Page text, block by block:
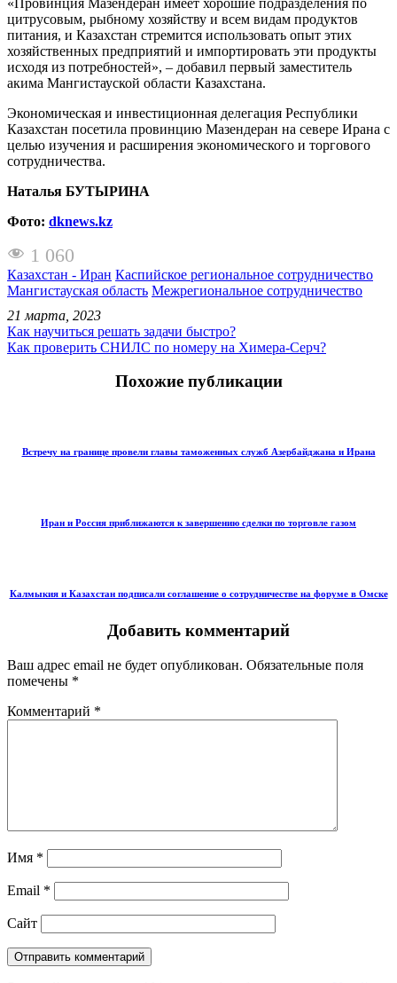
цитрусовым, рыбному хозяйству и всем видам продуктов
питания, и Казахстан стремится использовать опыт этих
хозяйственных предприятий и импортировать эти продукты
исходя из потребностей», – добавил первый заместитель
акима Мангистауской области Казахстана.
Экономическая и инвестиционная делегация Республики
Казахстан посетила провинцию Мазендеран на севере Ирана с
целью изучения и расширения экономического и торгового
сотрудничества.
Наталья БУТЫРИНА
Фото: dknews.kz
1 060
Казахстан - Иран Каспийское региональное сотрудничество
Мангистауская область Межрегиональное сотрудничество
21 марта, 2023
Как научиться решать задачи быстро?
Как проверить СНИЛС по номеру на Химера-Серч?
Похожие публикации
Встречу на границе провели главы таможенных служб Азербайджана и Ирана
Иран и Россия приближаются к завершению сделки по торговле газом
Калмыкия и Казахстан подписали соглашение о сотрудничестве на форуме в Омске
Добавить комментарий
Ваш адрес email не будет опубликован. Обязательные поля
помечены *
Комментарий *
Имя *
Email *
Сайт